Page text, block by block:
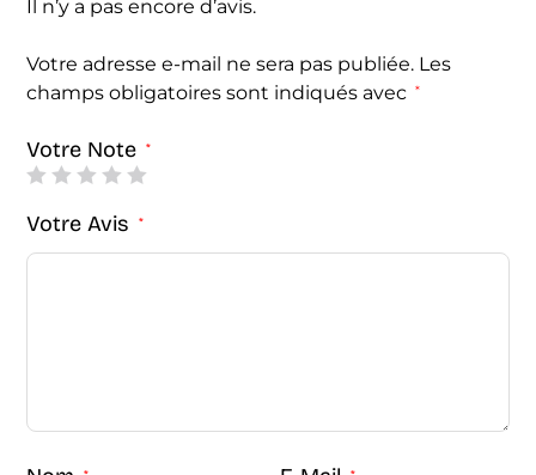
Il n’y a pas encore d’avis.
Votre adresse e-mail ne sera pas publiée. Les
champs obligatoires sont indiqués avec *
Votre Note *
Votre Avis *